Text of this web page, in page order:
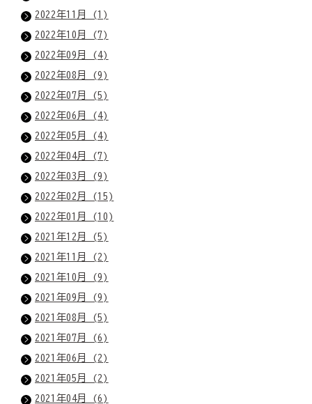
2022年11月 (1)
2022年10月 (7)
2022年09月 (4)
2022年08月 (9)
2022年07月 (5)
2022年06月 (4)
2022年05月 (4)
2022年04月 (7)
2022年03月 (9)
2022年02月 (15)
2022年01月 (10)
2021年12月 (5)
2021年11月 (2)
2021年10月 (9)
2021年09月 (9)
2021年08月 (5)
2021年07月 (6)
2021年06月 (2)
2021年05月 (2)
2021年04月 (6)